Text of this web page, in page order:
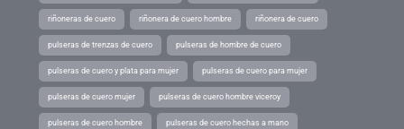
riñoneras de cuero riñonera de cuero hombre riñonera de cuero
pulseras de trenzas de cuero pulseras de hombre de cuero
pulseras de cuero y plata para mujer pulseras de cuero para mujer
pulseras de cuero mujer pulseras de cuero hombre viceroy
pulseras de cuero hombre pulseras de cuero hechas a mano